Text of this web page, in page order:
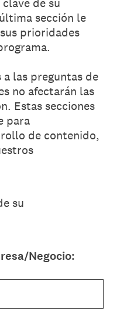
sección le
prioridades
a las preguntas de
no afectarán las
Estas secciones
para
de contenido,
su
Negocio: